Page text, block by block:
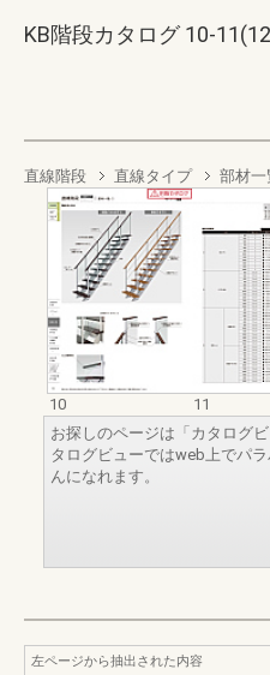
KB階段カタログ 10-
直線階段 直線タイプ 部材一
10
11
お探しのページは「カタログ
タログビューではweb上でパ
んになれます。
左ページから抽出された内容